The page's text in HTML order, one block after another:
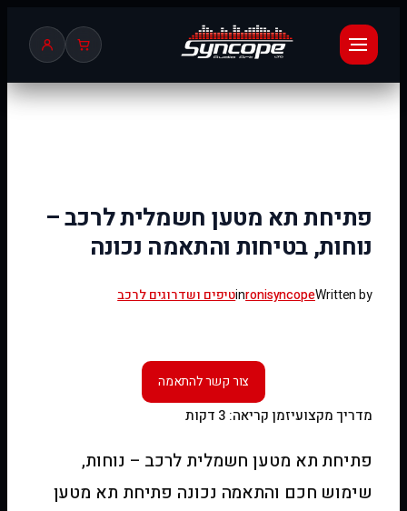
לדלג
פתיחת תא מטען חשמלית לרכב –
נוחות, בטיחות והתאמה נכונה
Written by
ronisyncope
inטיפים ושדרוגים לרכב
מדריך מקצועיזמן קריאה: 3 דקות
פתיחת תא מטען חשמלית לרכב – נוחות,
שימוש חכם והתאמה נכונה פתיחת תא מטען